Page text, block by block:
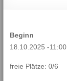
Beginn
18.10.2025 -11:00
freie Plätze: 0/6